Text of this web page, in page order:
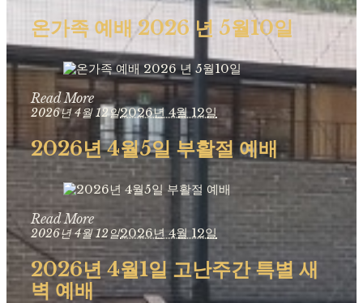
온가족 예배 2026 년 5월10일
Read More
2026년 4월 12일2026년 4월 12일
2026년 4월5일 부활절 예배
Read More
2026년 4월 12일2026년 4월 12일
2026년 4월1일 고난주간 특별 새
벽 예배